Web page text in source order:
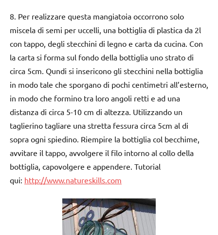
8. Per realizzare questa mangiatoia occorrono solo
miscela di semi per uccelli, una bottiglia di plastica da 2l
con tappo, degli stecchini di legno e carta da cucina. Con
la carta si forma sul fondo della bottiglia uno strato di
circa 5cm. Qundi si insericono gli stecchini nella bottiglia
in modo tale che sporgano di pochi centimetri all’esterno,
in modo che formino tra loro angoli retti e ad una
distanza di circa 5-10 cm di altezza. Utilizzando un
taglierino tagliare una stretta fessura circa 5cm al di
sopra ogni spiedino. Riempire la bottiglia col becchime,
avvitare il tappo, avvolgere il filo intorno al collo della
bottiglia, capovolgere e appendere. Tutorial
qui: http://www.natureskills.com